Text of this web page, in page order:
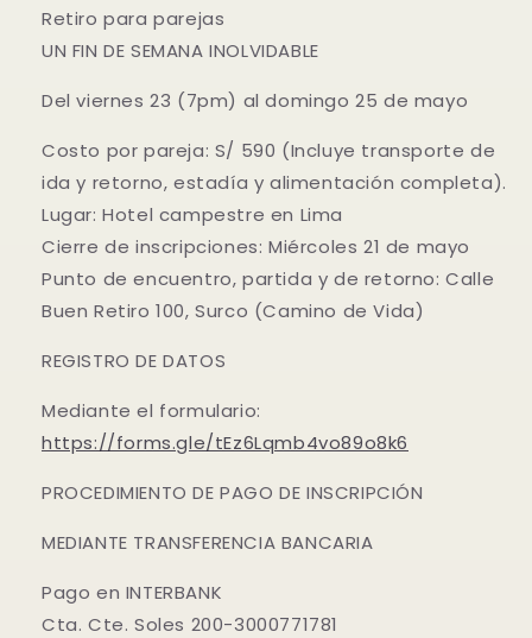
Retiro para parejas
UN FIN DE SEMANA INOLVIDABLE
Del viernes 23 (7pm) al domingo 25 de mayo
Costo por pareja: S/ 590 (Incluye transporte de
ida y retorno, estadía y alimentación completa).
Lugar: Hotel campestre en Lima
Cierre de inscripciones: Miércoles 21 de mayo
Punto de encuentro, partida y de retorno: Calle
Buen Retiro 100, Surco (Camino de Vida)
REGISTRO DE DATOS
Mediante el formulario:
https://forms.gle/tEz6Lqmb4vo89o8k6
PROCEDIMIENTO DE PAGO DE INSCRIPCIÓN
MEDIANTE TRANSFERENCIA BANCARIA
Pago en INTERBANK
Cta. Cte. Soles 200-3000771781